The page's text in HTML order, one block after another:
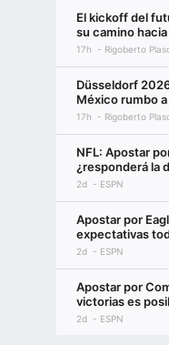
El kickoff del
su camino
17h Rigoberto
Düsseldorf
México rumbo
17h Rigoberto
NFL: Apostar
¿responderá la
2d ESPN
Apostar por
expectativas
2d ESPN
Apostar por
victorias es
2d ESPN